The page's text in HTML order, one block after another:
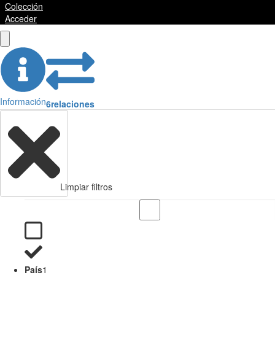
Colección
Acceder
Información6relaciones
Limpiar filtros
País1